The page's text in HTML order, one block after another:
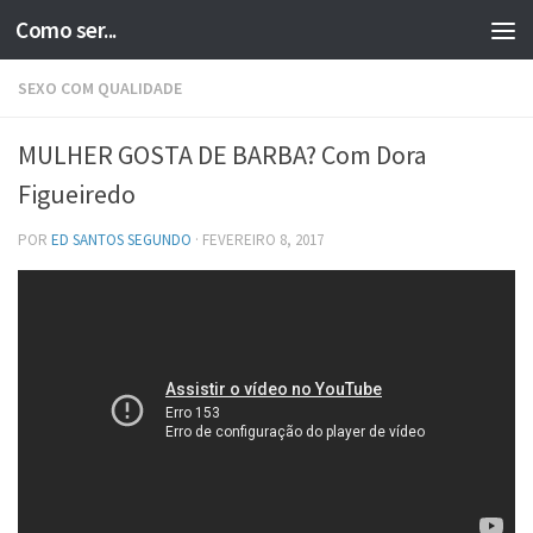
Skip to content
Como ser...
SEXO COM QUALIDADE
MULHER GOSTA DE BARBA? Com Dora
Figueiredo
POR ED SANTOS SEGUNDO · FEVEREIRO 8, 2017